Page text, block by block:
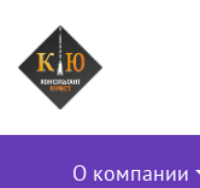
О компании